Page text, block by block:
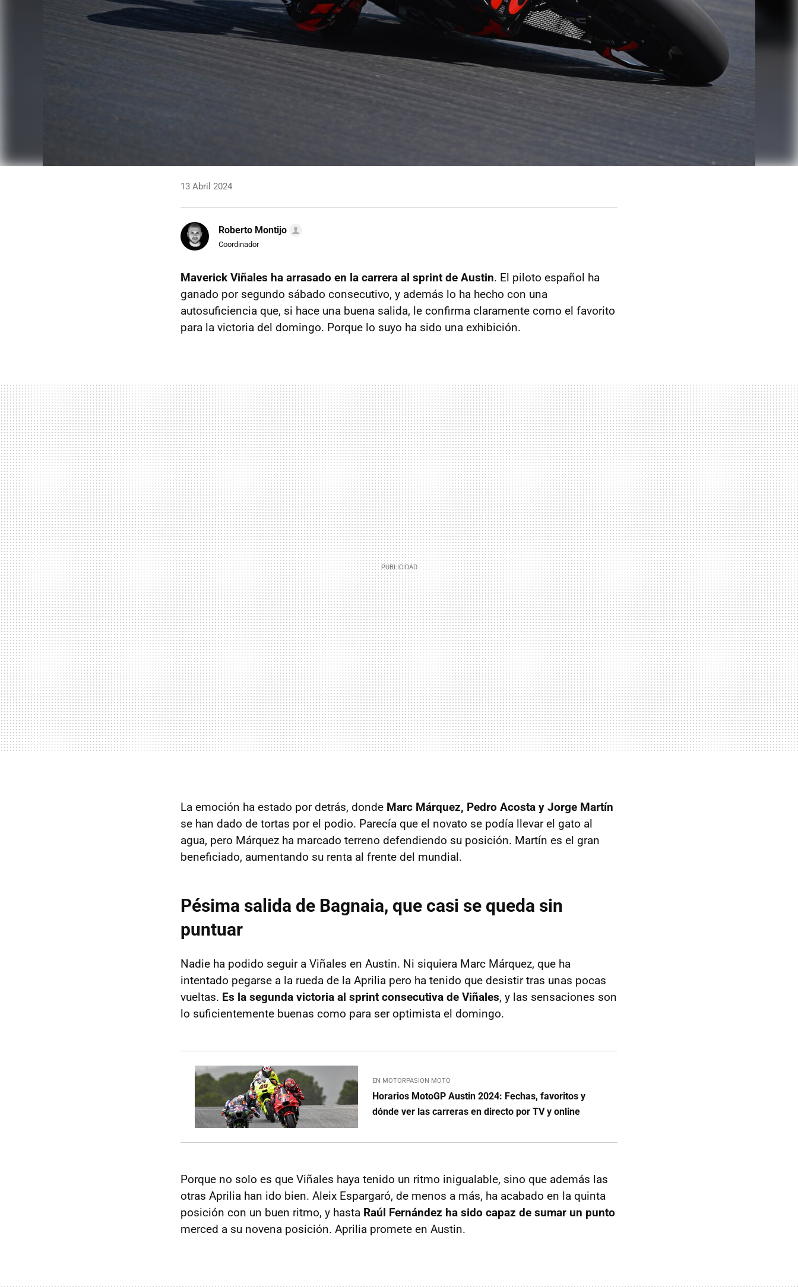
13 Abril 2024
Roberto Montijo
Coordinador
Maverick Viñales ha arrasado en la carrera al sprint de Austin. El piloto español ha
ganado por segundo sábado consecutivo, y además lo ha hecho con una
autosuficiencia que, si hace una buena salida, le confirma claramente como el favorito
para la victoria del domingo. Porque lo suyo ha sido una exhibición.
La emoción ha estado por detrás, donde Marc Márquez, Pedro Acosta y Jorge Martín
se han dado de tortas por el podio. Parecía que el novato se podía llevar el gato al
agua, pero Márquez ha marcado terreno defendiendo su posición. Martín es el gran
beneficiado, aumentando su renta al frente del mundial.
Pésima salida de Bagnaia, que casi se queda sin
puntuar
Nadie ha podido seguir a Viñales en Austin. Ni siquiera Marc Márquez, que ha
intentado pegarse a la rueda de la Aprilia pero ha tenido que desistir tras unas pocas
vueltas. Es la segunda victoria al sprint consecutiva de Viñales, y las sensaciones son
lo suficientemente buenas como para ser optimista el domingo.
EN MOTORPASION MOTO
Horarios MotoGP Austin 2024: Fechas, favoritos y
dónde ver las carreras en directo por TV y online
Porque no solo es que Viñales haya tenido un ritmo inigualable, sino que además las
otras Aprilia han ido bien. Aleix Espargaró, de menos a más, ha acabado en la quinta
posición con un buen ritmo, y hasta Raúl Fernández ha sido capaz de sumar un punto
merced a su novena posición. Aprilia promete en Austin.